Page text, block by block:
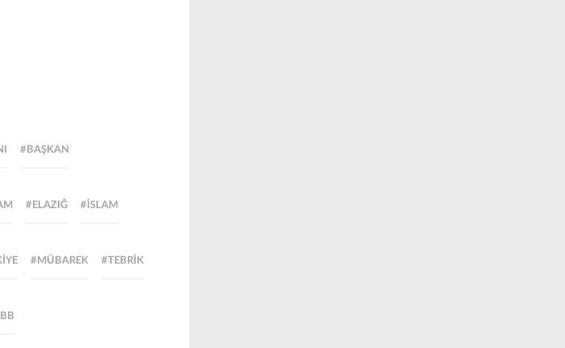
#BAŞKAN
#ELAZIĞ #ISLAM
#MÜBAREK #TEBRIK